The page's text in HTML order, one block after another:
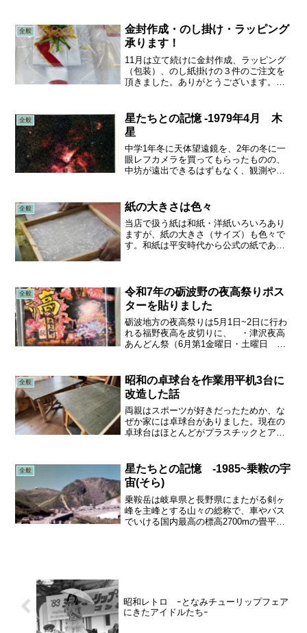
全般
金封作成・のし掛け・ラッピング
承ります！
11月は立て続けに金封作成、ラッピング
（包装）、のし紙掛けの３件のご注文を
頂きました。ありがとうございます。①
檀紙を折って作ります。一般の慶事では
蝶結び、結納・結婚では...
全般
星たちとの記憶 -1979年4月 木
星
中学1年冬に天体望遠鏡を、2年の冬に一
眼レフカメラを買ってもらったものの、
中坊が遠出できるはずもなく、観測や撮
り、撮影に挑むも、なかなか上手く撮れ
ません。いろいろ調べる...
全般 紙の大きさは色々
当店で扱う紙は和紙・洋紙いろいろあり
ますが、紙の大きさ（サイズ）も色々で
す。和紙は平安時代から公式の紙であっ
に基準が異なっていたため地...
全般
令和7年の砺波野の夜高祭りポス
ターを貼りました
砺波地方の夜高祭りは5月1日~2日に行わ
れる福野夜高を皮切りに、 ・津沢夜高
あんどん祭（6月第1金曜日・土曜日
2025年は6/7・6/8） ・となみ夜高祭
り （...
全般
昭和の卓球台を作業用平机3台に
改造した話
両親はスポーツが好きだったためか、な
ぜか家には卓球台がありました。現在の
卓球台はほとんどがプラスチックとアル
側の一面が140cm四方、脚は直径10cmの
丸太4本がX状...
全般
星たちとの記憶 -1985~乗鞍の宇
宙(そら)
乗鞍岳は岐阜県と長野県にまたがる剣ヶ
峰を主峰とする山々の総称で、車やバス
でいける国内最高の標高2700mの畳平駐
昭和レトロ ｰとなみチューリップフェア
にきたアイドルたちｰ